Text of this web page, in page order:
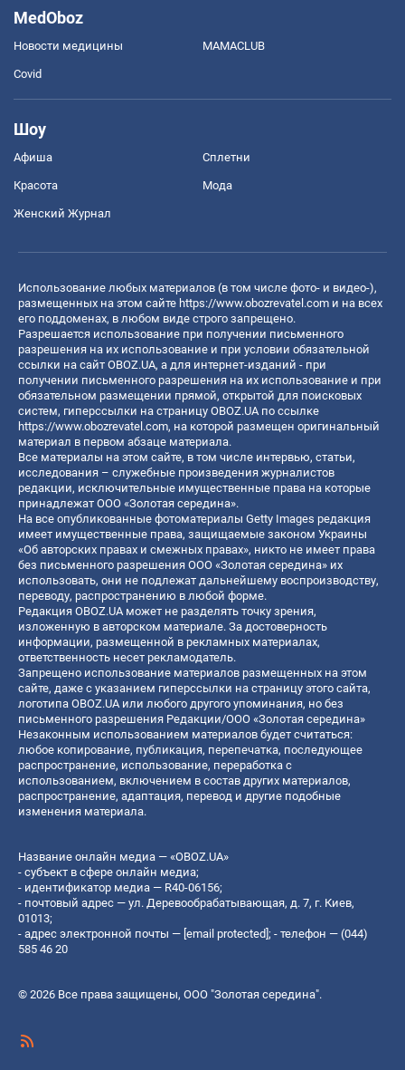
MedOboz
Новости медицины MAMACLUB
Covid
Шоу
Афиша Сплетни
Красота Мода
Женский Журнал
Использование любых материалов (в том числе фото- и видео-),
размещенных на этом сайте https://www.obozrevatel.com и на всех
его поддоменах, в любом виде строго запрещено.
Разрешается использование при получении письменного
разрешения на их использование и при условии обязательной
ссылки на сайт OBOZ.UA, а для интернет-изданий - при
получении письменного разрешения на их использование и при
обязательном размещении прямой, открытой для поисковых
систем, гиперссылки на страницу OBOZ.UA по ссылке
https://www.obozrevatel.com, на которой размещен оригинальный
материал в первом абзаце материала.
Все материалы на этом сайте, в том числе интервью, статьи,
исследования – служебные произведения журналистов
редакции, исключительные имущественные права на которые
принадлежат ООО «Золотая середина».
На все опубликованные фотоматериалы Getty Images редакция
имеет имущественные права, защищаемые законом Украины
«Об авторских правах и смежных правах», никто не имеет права
без письменного разрешения ООО «Золотая середина» их
использовать, они не подлежат дальнейшему воспроизводству,
переводу, распространению в любой форме.
Редакция OBOZ.UA может не разделять точку зрения,
изложенную в авторском материале. За достоверность
информации, размещенной в рекламных материалах,
ответственность несет рекламодатель.
Запрещено использование материалов размещенных на этом
сайте, даже с указанием гиперссылки на страницу этого сайта,
логотипа OBOZ.UA или любого другого упоминания, но без
письменного разрешения Редакции/ООО «Золотая середина»
Незаконным использованием материалов будет считаться:
любое копирование, публикация, перепечатка, последующее
распространение, использование, переработка с
использованием, включением в состав других материалов,
распространение, адаптация, перевод и другие подобные
изменения материала.
Название онлайн медиа — «OBOZ.UA»
- субъект в сфере онлайн медиа;
- идентификатор медиа — R40-06156;
- почтовый адрес — ул. Деревообрабатывающая, д. 7, г. Киев,
01013;
- адрес электронной почты — [email protected] ; - телефон — (044)
585 46 20
© 2026 Все права защищены, ООО "Золотая середина".